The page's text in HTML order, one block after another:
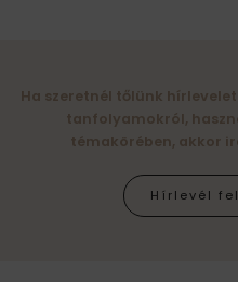
Ha szeretnél tőlünk
tanfolyamokról,
témakörében, akkor
Hírlevél